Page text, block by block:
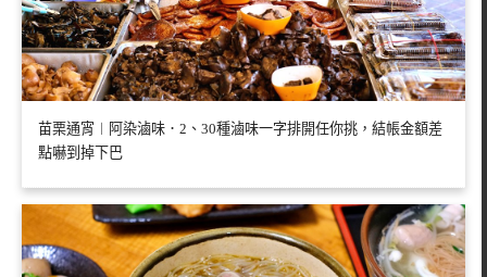
苗栗通宵︱阿染滷味．2、30種滷味一字排開任你挑，結帳金額差
點嚇到掉下巴